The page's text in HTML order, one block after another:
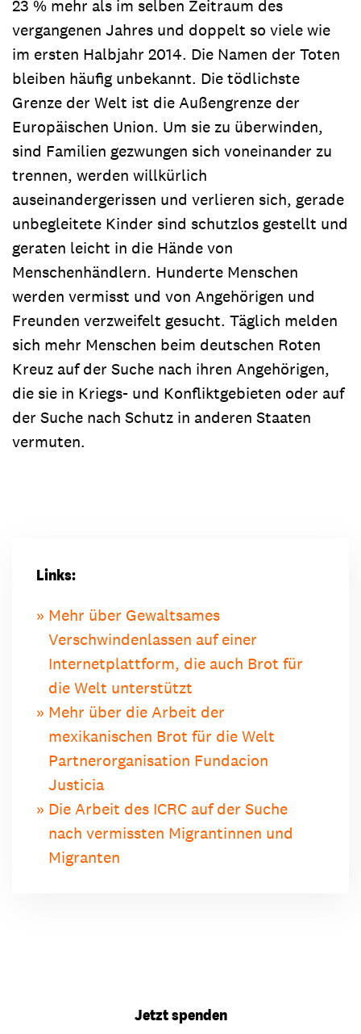
23 % mehr als im selben Zeitraum des
vergangenen Jahres und doppelt so viele wie
im ersten Halbjahr 2014. Die Namen der Toten
bleiben häufig unbekannt. Die tödlichste
Grenze der Welt ist die Außengrenze der
Europäischen Union. Um sie zu überwinden,
sind Familien gezwungen sich voneinander zu
trennen, werden willkürlich
auseinandergerissen und verlieren sich, gerade
unbegleitete Kinder sind schutzlos gestellt und
geraten leicht in die Hände von
Menschenhändlern. Hunderte Menschen
werden vermisst und von Angehörigen und
Freunden verzweifelt gesucht. Täglich melden
sich mehr Menschen beim deutschen Roten
Kreuz auf der Suche nach ihren Angehörigen,
die sie in Kriegs- und Konfliktgebieten oder auf
der Suche nach Schutz in anderen Staaten
vermuten.
Links:
Mehr über Gewaltsames
Verschwindenlassen auf einer
Internetplattform, die auch Brot für
die Welt unterstützt
Mehr über die Arbeit der
mexikanischen Brot für die Welt
Partnerorganisation Fundacion
Justicia
Die Arbeit des ICRC auf der Suche
nach vermissten Migrantinnen und
Migranten
Jetzt spenden